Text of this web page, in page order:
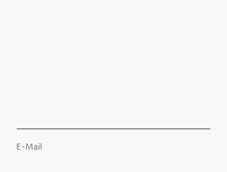
E-Mail